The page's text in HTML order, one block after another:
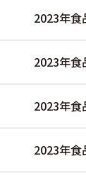
2023年食
2023年食
2023年食
2023年食